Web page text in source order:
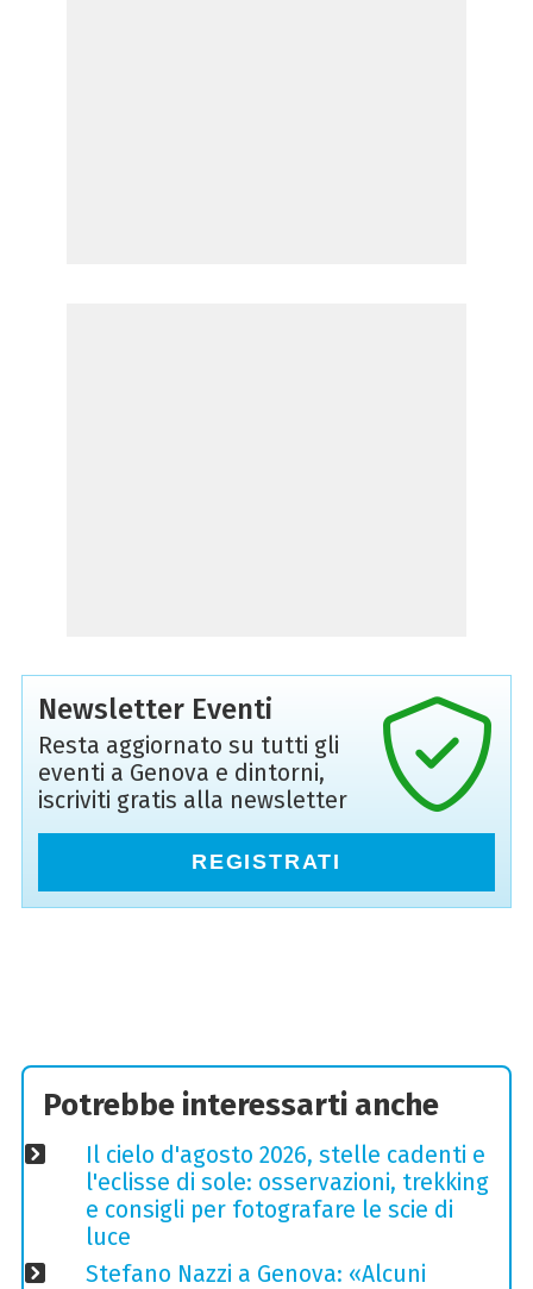
Newsletter Eventi
Resta aggiornato su tutti gli
eventi a Genova e dintorni,
iscriviti gratis alla newsletter
REGISTRATI
Potrebbe interessarti anche
Il cielo d'agosto 2026, stelle cadenti e
l'eclisse di sole: osservazioni, trekking
e consigli per fotografare le scie di
luce
Stefano Nazzi a Genova: «Alcuni